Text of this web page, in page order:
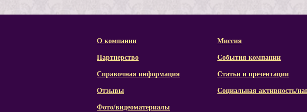
О компании Миссия
Партнерство События компании
Справочная информация Статьи и презентации
Отзывы Социальная активность/
Фото/видеоматериалы